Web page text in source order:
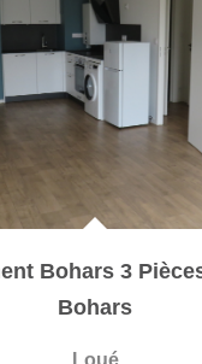
Bohars 3
Bohars